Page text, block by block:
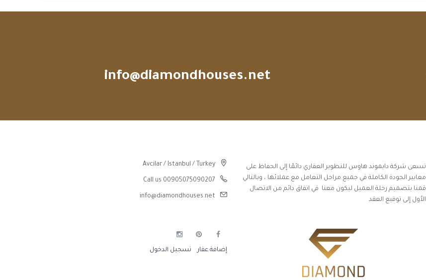
info@diamondhouses.net
Avcilar / Istanbul / Turkey
Call us 00905075090207
info@diamondhouses.net
إضافة عقار تسجيل الدخول
تسعى شركة دايموند هاوس للتطوير العقاري دائمًا إلى الحفاظ على
معايير الجودة الكاملة في جميع مراحل التعامل مع عملائها ، وبالتالي
قمنا بتصميم رحلة العميل ليكون معنا في اتفاق دائم من الاتصال
الأول إلى توقيع العقد